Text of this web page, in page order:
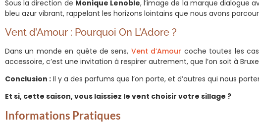
Sous la direction de Monique Lenoble, l’image de la marque dialogue
bleu azur vibrant, rappelant les horizons lointains que nous avons
Vent d’Amour : Pourquoi On L’Adore ?
Dans un monde en quête de sens, Vent d’Amour coche toutes les
accessoire, c’est une invitation à respirer autrement, que l’on soit à
Conclusion : Il y a des parfums que l’on porte, et d’autres qui nous
Et si, cette saison, vous laissiez le vent choisir votre sillage ?
Informations Pratiques